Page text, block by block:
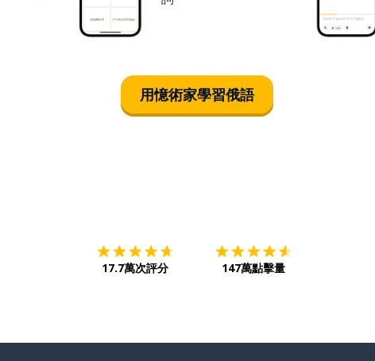
用憶術家學習俄語
17.7萬次評分 147萬點擊量